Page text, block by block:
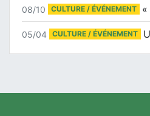
08/10 CULTURE / ÉVÉNEMENT
05/04 CULTURE / ÉVÉNEMENT